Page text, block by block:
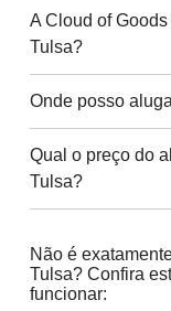
A Cloud of
Tulsa?
Onde posso
Qual o preço do
Tulsa?
Não é
Tulsa? Confira
funcionar: